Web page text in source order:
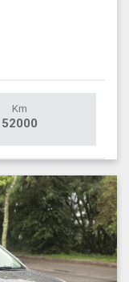
Km
52000